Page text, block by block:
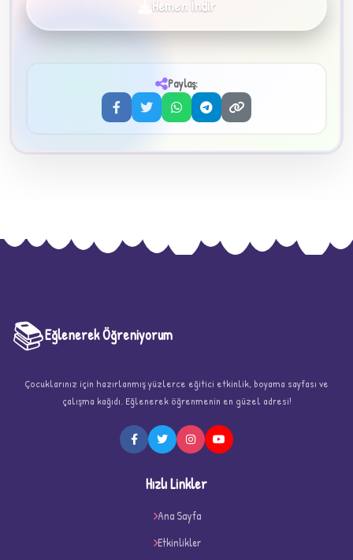
★
Hemen İndir
Paylaş:
📚Eğlenerek Öğreniyorum
Çocuklarınız için hazırlanmış yüzlerce eğitici etkinlik, boyama sayfası ve
çalışma kağıdı. Eğlenerek öğrenmenin en güzel adresi!
Hızlı Linkler
Ana Sayfa
Etkinlikler